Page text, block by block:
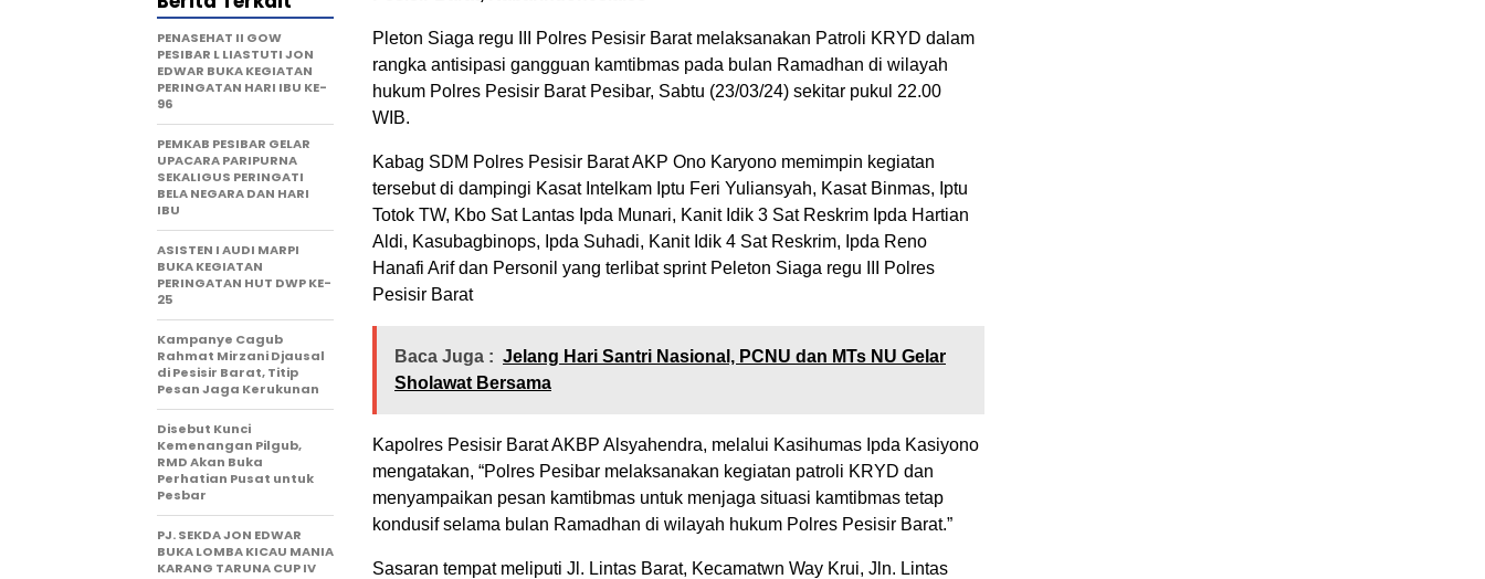
Pleton Siaga regu III Polres Pesisir Barat melaksanakan Patroli KRYD dalam
rangka antisipasi gangguan kamtibmas pada bulan Ramadhan di wilayah
hukum Polres Pesisir Barat Pesibar, Sabtu (23/03/24) sekitar pukul 22.00
WIB.
Kabag SDM Polres Pesisir Barat AKP Ono Karyono memimpin kegiatan
tersebut di dampingi Kasat Intelkam Iptu Feri Yuliansyah, Kasat Binmas, Iptu
Totok TW, Kbo Sat Lantas Ipda Munari, Kanit Idik 3 Sat Reskrim Ipda Hartian
Aldi, Kasubagbinops, Ipda Suhadi, Kanit Idik 4 Sat Reskrim, Ipda Reno
Hanafi Arif dan Personil yang terlibat sprint Peleton Siaga regu III Polres
Pesisir Barat
Baca Juga : Jelang Hari Santri Nasional, PCNU dan MTs NU Gelar
Sholawat Bersama
Kapolres Pesisir Barat AKBP Alsyahendra, melalui Kasihumas Ipda Kasiyono
mengatakan, “Polres Pesibar melaksanakan kegiatan patroli KRYD dan
menyampaikan pesan kamtibmas untuk menjaga situasi kamtibmas tetap
kondusif selama bulan Ramadhan di wilayah hukum Polres Pesisir Barat.”
Sasaran tempat meliputi Jl. Lintas Barat, Kecamatwn Way Krui, Jln. Lintas
PENASEHAT II GOW
PESIBAR L LIASTUTI JON
EDWAR BUKA KEGIATAN
PERINGATAN HARI IBU KE-
96
PEMKAB PESIBAR GELAR
UPACARA PARIPURNA
SEKALIGUS PERINGATI
BELA NEGARA DAN HARI
IBU
ASISTEN I AUDI MARPI
BUKA KEGIATAN
PERINGATAN HUT DWP KE-
25
Kampanye Cagub
Rahmat Mirzani Djausal
di Pesisir Barat, Titip
Pesan Jaga Kerukunan
Disebut Kunci
Kemenangan Pilgub,
RMD Akan Buka
Perhatian Pusat untuk
Pesbar
PJ. SEKDA JON EDWAR
BUKA LOMBA KICAU MANIA
KARANG TARUNA CUP IV